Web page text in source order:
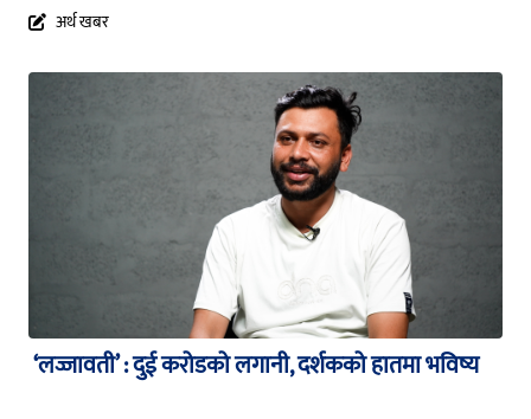
अर्थ खबर
‘लज्जावती’ : दुई करोडको लगानी, दर्शकको हातमा भविष्य